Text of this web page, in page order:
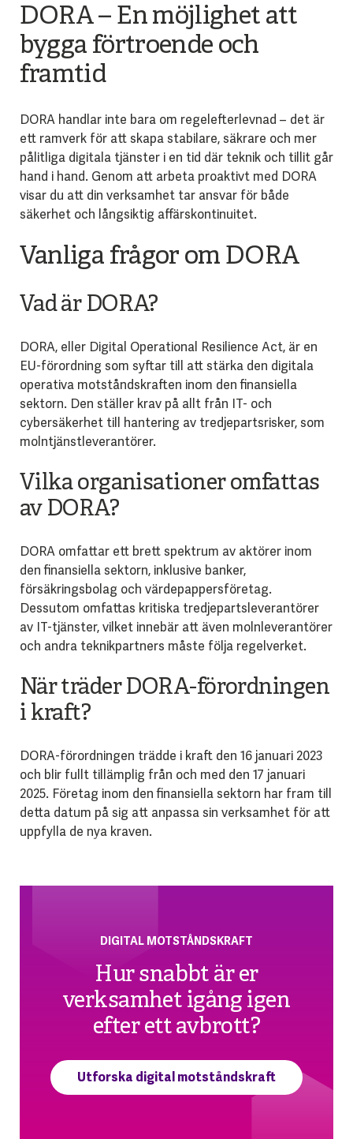
DORA – En möjlighet att
bygga förtroende och
framtid
DORA handlar inte bara om regelefterlevnad – det är
ett ramverk för att skapa stabilare, säkrare och mer
pålitliga digitala tjänster i en tid där teknik och tillit går
hand i hand. Genom att arbeta proaktivt med DORA
visar du att din verksamhet tar ansvar för både
säkerhet och långsiktig affärskontinuitet.
Vanliga frågor om DORA
Vad är DORA?
DORA, eller Digital Operational Resilience Act, är en
EU-förordning som syftar till att stärka den digitala
operativa motståndskraften inom den finansiella
sektorn. Den ställer krav på allt från IT- och
cybersäkerhet till hantering av tredjepartsrisker, som
molntjänstleverantörer.
Vilka organisationer omfattas
av DORA?
DORA omfattar ett brett spektrum av aktörer inom
den finansiella sektorn, inklusive banker,
försäkringsbolag och värdepappersföretag.
Dessutom omfattas kritiska tredjepartsleverantörer
av IT-tjänster, vilket innebär att även molnleverantörer
och andra teknikpartners måste följa regelverket.
När träder DORA-förordningen
i kraft?
DORA-förordningen trädde i kraft den 16 januari 2023
och blir fullt tillämplig från och med den 17 januari
2025. Företag inom den finansiella sektorn har fram till
detta datum på sig att anpassa sin verksamhet för att
uppfylla de nya kraven.
DIGITAL MOTSTÅNDSKRAFT
Hur snabbt är er
verksamhet igång igen
efter ett avbrott?
Utforska digital motståndskraft